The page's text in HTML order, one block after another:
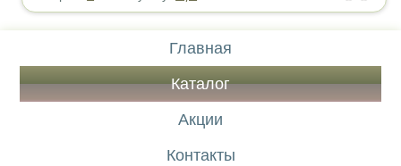
Главная
Каталог
Акции
Контакты